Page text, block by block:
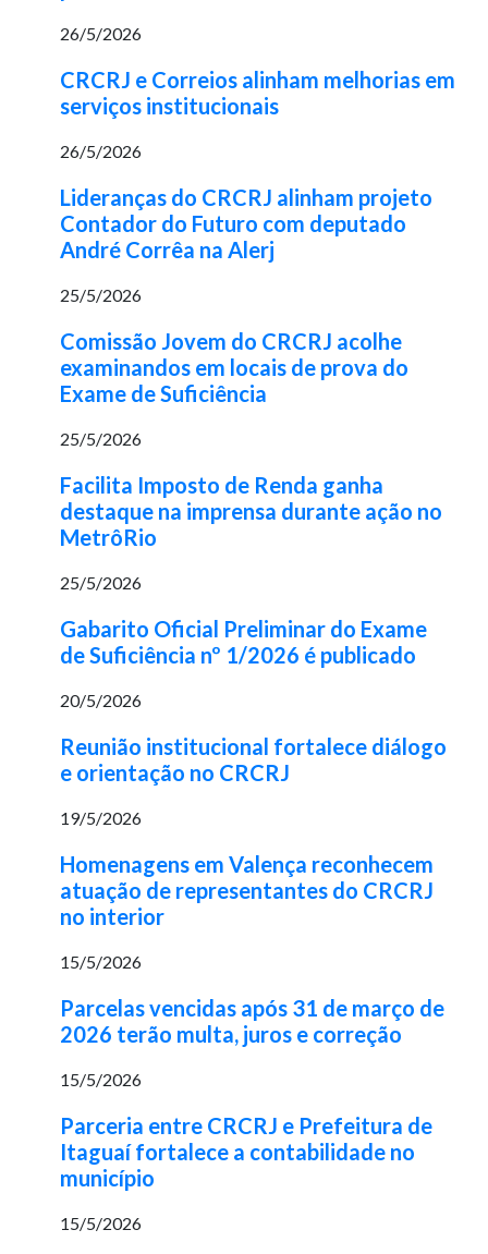
26/5/2026
CRCRJ e Correios alinham melhorias em
serviços institucionais
26/5/2026
Lideranças do CRCRJ alinham projeto
Contador do Futuro com deputado
André Corrêa na Alerj
25/5/2026
Comissão Jovem do CRCRJ acolhe
examinandos em locais de prova do
Exame de Suficiência
25/5/2026
Facilita Imposto de Renda ganha
destaque na imprensa durante ação no
MetrôRio
25/5/2026
Gabarito Oficial Preliminar do Exame
de Suficiência nº 1/2026 é publicado
20/5/2026
Reunião institucional fortalece diálogo
e orientação no CRCRJ
19/5/2026
Homenagens em Valença reconhecem
atuação de representantes do CRCRJ
no interior
15/5/2026
Parcelas vencidas após 31 de março de
2026 terão multa, juros e correção
15/5/2026
Parceria entre CRCRJ e Prefeitura de
Itaguaí fortalece a contabilidade no
município
15/5/2026